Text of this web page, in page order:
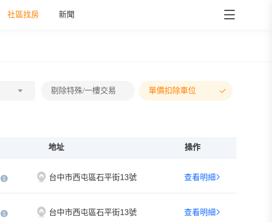
社區找房 新聞
剔除特殊/一樓交易 單價扣除車位
地址 操作
台中市西屯區石平街13號 查看明細
台中市西屯區石平街13號 查看明細